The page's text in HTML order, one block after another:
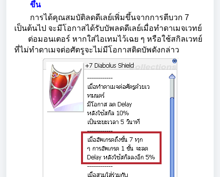
ขึ้น
การได้คุณสมบัติลดดีเลย์เพิ่มขึ้นจากการตีบวก 7
เป็นต้นไป จะมีโอกาสได้รับบัพลดดีเลย์เมื่อทำดาเมจเวทย์
ต่อมอนเตอร์ หากใส่ไอเทมไว้เฉย ๆ หรือใช้สกิลเวทย์
ที่ไม่ทำดาเมจต่อศัตรูจะไม่มีโอกาสติดบัพดังกล่าว